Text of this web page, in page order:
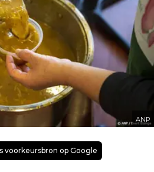
ANP
voorkeursbron op Google